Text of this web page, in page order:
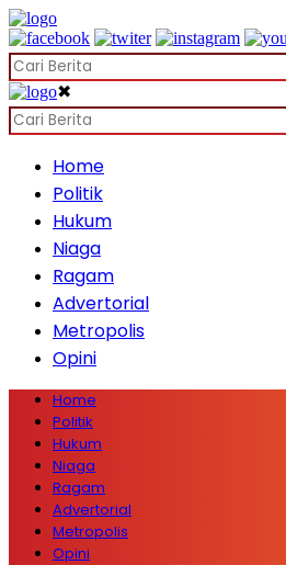
✖
Home
Politik
Hukum
Niaga
Ragam
Advertorial
Metropolis
Opini
Home
Politik
Hukum
Niaga
Ragam
Advertorial
Metropolis
Opini